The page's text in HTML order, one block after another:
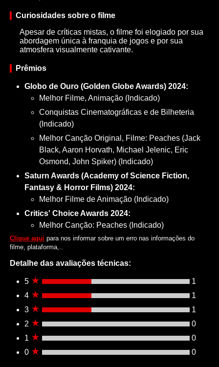
Curiosidades sobre o filme
Apesar de críticas mistas, o filme foi elogiado por sua
abordagem única à franquia de jogos e por sua
atmosfera visualmente cativante.
Prêmios
Globo de Ouro (Golden Globe Awards) 2024:
Melhor Filme, Animação (Indicado)
Conquistas Cinematográficas e de Bilheteria
(Indicado)
Melhor Canção Original, Filme: Peaches (Jack
Black, Aaron Horvath, Michael Jelenic, Eric
Osmond, John Spiker) (Indicado)
Saturn Awards (Academy of Science Fiction,
Fantasy & Horror Films) 2024:
Melhor Filme de Animação (Indicado)
Critics' Choice Awards 2024:
Melhor Canção: Peaches (Indicado)
Clique aqui para nos informar sobre um erro nas informações do
filme, plataforma,..
Detalhe das avaliações técnicas:
5
1
4
1
3
1
2
0
1
0
0
0